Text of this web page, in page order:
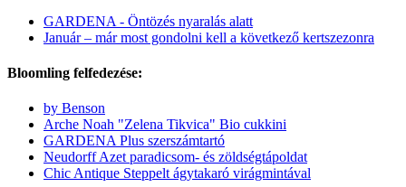
GARDENA - Öntözés nyaralás alatt
Január – már most gondolni kell a következő kertszezonra
Bloomling felfedezése:
by Benson
Arche Noah "Zelena Tikvica" Bio cukkini
GARDENA Plus szerszámtartó
Neudorff Azet paradicsom- és zöldségtápoldat
Chic Antique Steppelt ágytakaró virágmintával